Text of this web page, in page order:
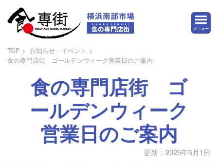
メニュー
TOP
お知らせ・イベント
食の専門店街 ゴールデンウィーク営業日のご案内
食の専門店街 ゴ
ールデンウィーク
営業日のご案内
更新：2025年5月1日